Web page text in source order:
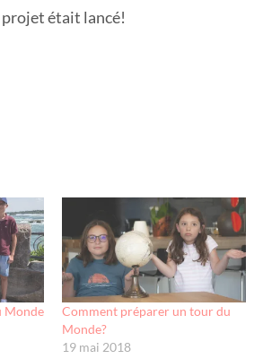
était lancé!
Monde
Comment préparer un tour du
Monde?
19 mai 2018